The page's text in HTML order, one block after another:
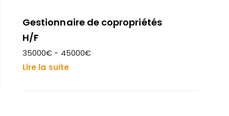
Gestionnaire de copropriétés
H/F
35000€ - 45000€
Lire la suite